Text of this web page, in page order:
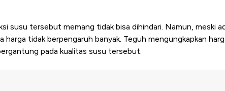
susu tersebut memang tidak bisa dihindari. Namun, meski
harga tidak berpengaruh banyak. Teguh mengungkapkan
pada kualitas susu tersebut.